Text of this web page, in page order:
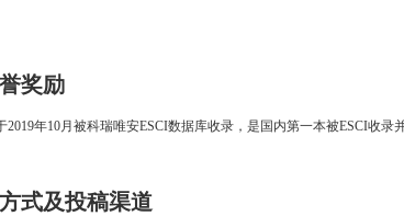
奖励
2019年10月被科瑞唯安ESCI数据库收录，是国内第一本被ESCI收
式及投稿渠道